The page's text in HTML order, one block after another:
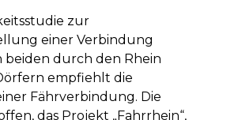
zur
einer Verbindung
beiden durch den Rhein
empfiehlt die
Fährverbindung. Die
das Projekt „Fahrrhein“,